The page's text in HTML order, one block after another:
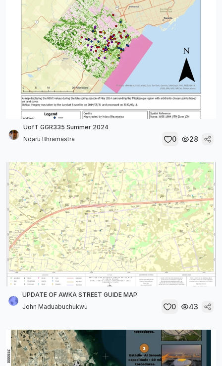
UofT GGR335 Summer 2024
Ndaru Bhramastra
0 28
UPDATE OF AWKA STREET GUIDE MAP
John Maduabuchukwu
0 43